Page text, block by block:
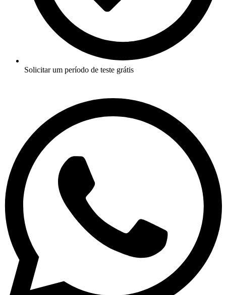
Solicitar um período de teste grátis